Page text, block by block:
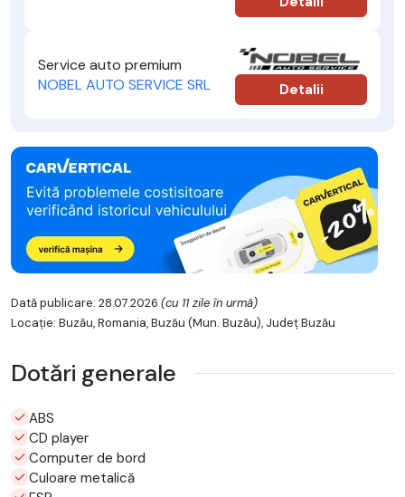
Service auto premium
NOBEL AUTO SERVICE SRL
Detalii
Dată publicare: 28.07.2026 (cu 11 zile în urmă)
Locație: Buzău, Romania, Buzău (Mun. Buzău), Județ Buzău
Dotări generale
ABS
CD player
Computer de bord
Culoare metalică